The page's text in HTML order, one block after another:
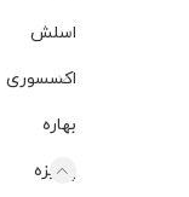
اسلش
اکسسوری
بهاره
پاییزه